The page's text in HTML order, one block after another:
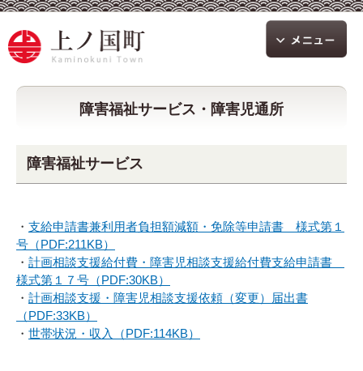
障害福祉サービス・障害児通所
障害福祉サービス
・ 支給申請書兼利用者負担額減額・免除等申請書 様式第１
号（PDF:211KB）
・ 計画相談支援給付費・障害児相談支援給付費支給申請書
様式第１７号（PDF:30KB）
・ 計画相談支援・障害児相談支援依頼（変更）届出書
（PDF:33KB）
・ 世帯状況・収入（PDF:114KB）